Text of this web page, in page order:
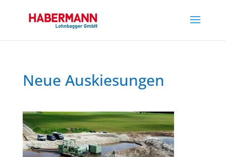
Neue Auskiesungen